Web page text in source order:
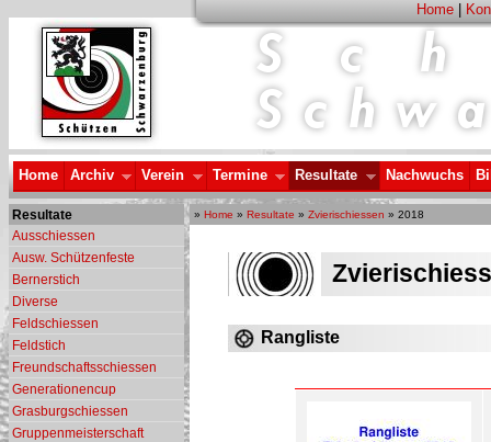
Home|
Home Archiv Verein Termine Resultate Nachwuchs
Resultate
Ausschiessen
Ausw. Schützenfeste
Bernerstich
Diverse
Feldschiessen
Feldstich
Freundschaftsschiessen
Generationencup
Grasburgschiessen
Gruppenmeisterschaft
» Home » Resultate » Zvierischiessen » 2018
Rangliste